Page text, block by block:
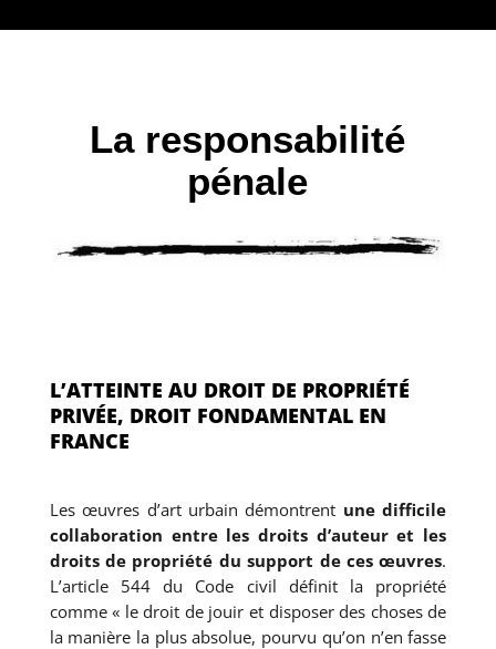
La responsabilité
pénale
L’ATTEINTE AU DROIT DE PROPRIÉTÉ
PRIVÉE, DROIT FONDAMENTAL EN
FRANCE
Les œuvres d’art urbain démontrent une difficile
collaboration entre les droits d’auteur et les
droits de propriété du support de ces œuvres.
L’article 544 du Code civil définit la propriété
comme « le droit de jouir et disposer des choses de
la manière la plus absolue, pourvu qu’on n’en fasse